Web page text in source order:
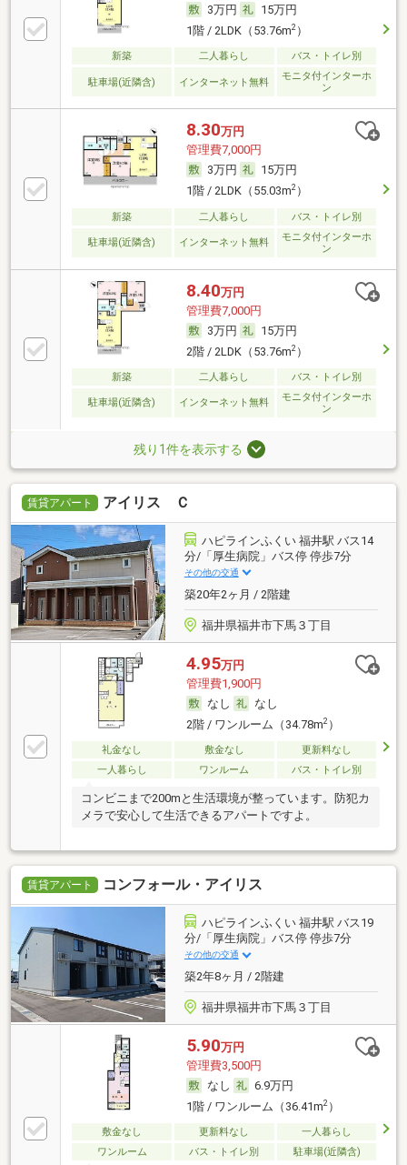
3万円
15万円
1階 / 2LDK（53.76m2）
新築 二人暮らし バス・トイレ別
駐車場(近隣含) インターネット無料
モニタ付インターホ
ン
8.30万円
管理費7,000円
3万円
15万円
1階 / 2LDK（55.03m2）
新築 二人暮らし バス・トイレ別
駐車場(近隣含) インターネット無料
モニタ付インターホ
ン
8.40万円
管理費7,000円
3万円
15万円
2階 / 2LDK（53.76m2）
新築 二人暮らし バス・トイレ別
駐車場(近隣含) インターネット無料
モニタ付インターホ
ン
残り1件を表示する
賃貸アパート アイリス Ｃ
ハピラインふくい 福井駅 バス14
分/「厚生病院」バス停 停歩7分
その他の交通
築20年2ヶ月 / 2階建
福井県福井市下馬３丁目
4.95万円
管理費1,900円
なし
なし
2階 / ワンルーム（34.78m2）
礼金なし 敷金なし
更新料なし
一人暮らし
ワンルーム バス・トイレ別
コンビニまで200mと生活環境が整っています。防犯カ
メラで安心して生活できるアパートですよ。
賃貸アパート コンフォール・アイリス
ハピラインふくい 福井駅 バス19
分/「厚生病院」バス停 停歩7分
その他の交通
築2年8ヶ月 / 2階建
福井県福井市下馬３丁目
5.90万円
管理費3,500円
なし
6.9万円
1階 / ワンルーム（36.41m2）
敷金なし 更新料なし
一人暮らし
ワンルーム
バス・トイレ別 駐車場(近隣含)